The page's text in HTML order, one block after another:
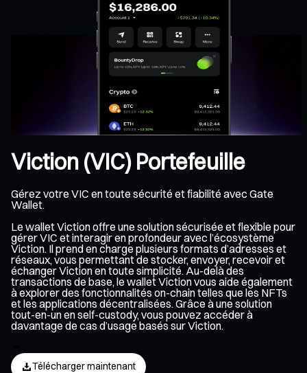
Viction (VIC) Portefeuille
Gérez votre VIC en toute sécurité et fiabilité avec Gate
Wallet.
Le wallet Viction offre une solution sécurisée et flexible pour
gérer VIC et interagir en profondeur avec l’écosystème
Viction. Il prend en charge plusieurs formats d’adresses et
réseaux, vous permettant de stocker, envoyer, recevoir et
échanger Viction en toute simplicité. Au-delà des
transactions de base, le wallet Viction vous aide également
à explorer des fonctionnalités on-chain telles que les NFTs
et les applications décentralisées. Grâce à une solution
tout-en-un en self-custody, vous pouvez accéder à
davantage de cas d’usage basés sur Viction.
Télécharger maintenant